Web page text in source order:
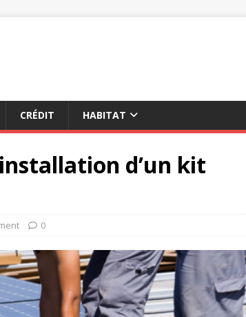
CRÉDIT HABITAT
d’un kit
0